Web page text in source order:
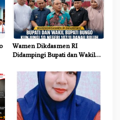
Wamen Dikdasmen RI
Didampingi Bupati dan Wakil
SD Negeri 107/II Danau Buluh